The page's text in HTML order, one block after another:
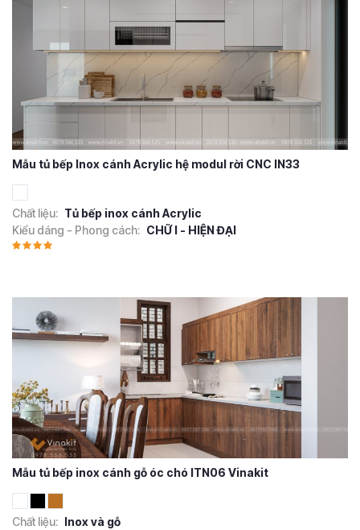
Mẫu tủ bếp Inox cánh Acrylic hệ modul rời CNC IN33
Chất liệu: Tủ bếp inox cánh Acrylic
Kiểu dáng - Phong cách: CHỮ I - HIỆN ĐẠI
Mẫu tủ bếp inox cánh gỗ óc chó ITN06 Vinakit
Chất liệu: Inox và gỗ